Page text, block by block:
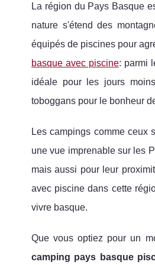
La région du Pays Basque
nature s'étend des
équipés de piscines pour
basque avec piscine: parmi
idéale pour les jours
toboggans pour le bonheur
Les campings comme ceux
une vue imprenable sur les
mais aussi pour leur
avec piscine dans cette
vivre basque.
Que vous optiez pour un
camping pays basque